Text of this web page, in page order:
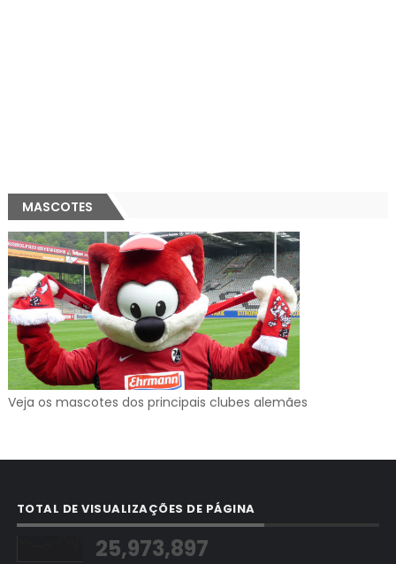
MASCOTES
Veja os mascotes dos principais clubes alemães
TOTAL DE VISUALIZAÇÕES DE PÁGINA
25,973,897